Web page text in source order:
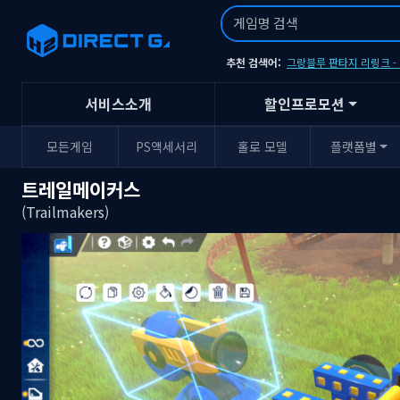
추천 검색어: 그랑블루 판타지 리링크
서비스소개 할인프로모션
모든게임 PS액세서리 홀로 모델 플랫폼별
트레일메이커스
(Trailmakers)